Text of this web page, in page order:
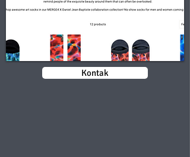
Kontak